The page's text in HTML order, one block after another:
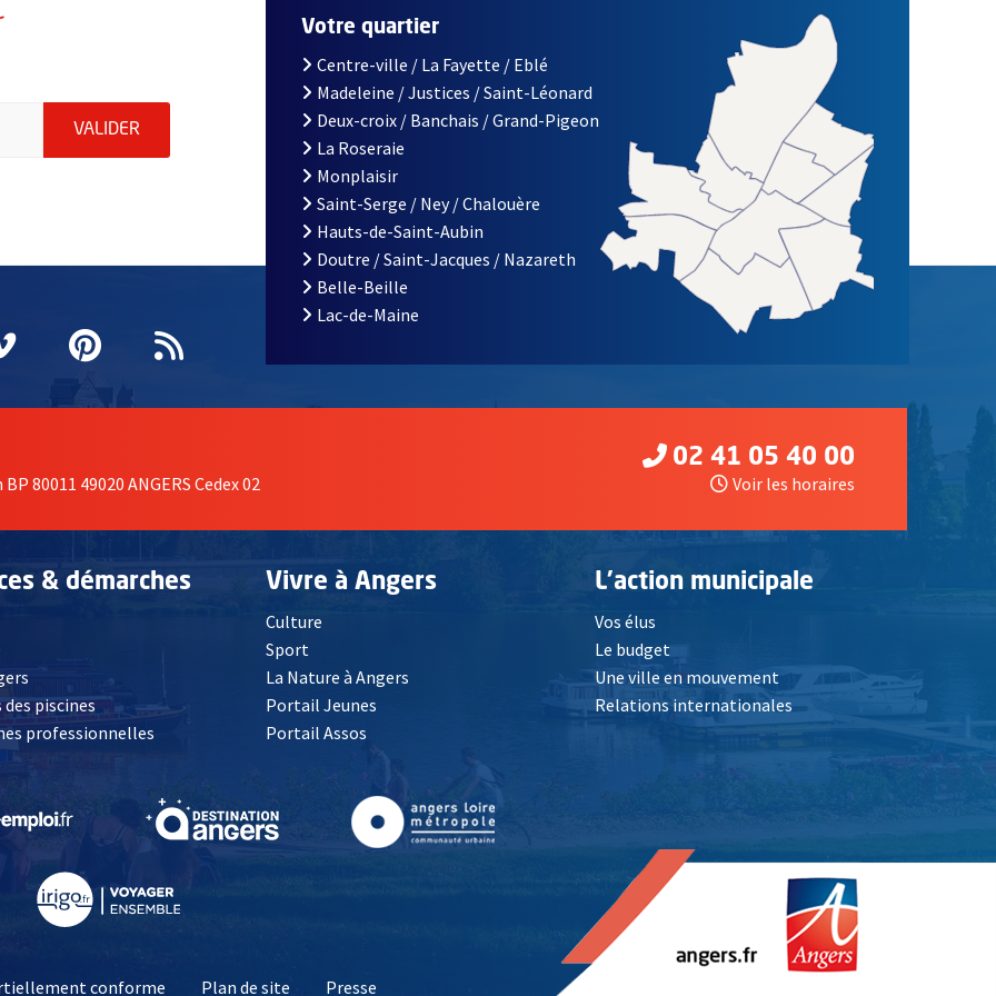
indiquez votre email (champ obligatoire)
VALIDER ENVOYER MA DEMANDE D'INSCRIPTION À LA LETTRE D'INFORMATION DE LA VILLE D'ANGERS
fenêtrefenêtre
une nouvelle fenêtre
Vimeo
, Ouvre une nouvelle fenêtre
Pinterest
, Ouvre une nouvelle fenêtre
Flux RSS
Votre quartier
Centre-ville / La Fayette / Eblé
Madeleine / Justices / Saint-Léonard
Deux-croix / Banchais / Grand-Pigeon
La Roseraie
Monplaisir
Saint-Serge / Ney / Chalouère
Hauts-de-Saint-Aubin
Doutre / Saint-Jacques / Nazareth
Belle-Beille
Lac-de-Maine
80011 49020 ANGERS Cedex 02
02 41 05 40 00
Voir les horaires
& démarches
, Ouvre une nouvelle fenêtre
piscines
professionnelles
Vivre à Angers
Culture
Sport
La Nature à Angers
Portail Jeunes
Portail Assos
L'action municipale
Vos élus
Le budget
Une ville en mouvement
Relations internationales
fenêtre , Ouvre une nouvelle fenêtre , Ouvre une nouvelle fenêtre, Ouvre une nouvelle fenêtre
conforme Plan de site Presse , Ouvre une nouvelle fenêtre